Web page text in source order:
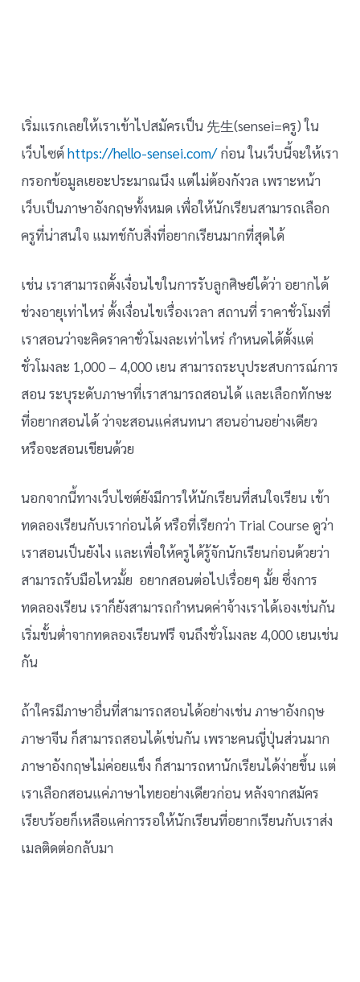
เริ่มแรกเลยให้เราเข้าไปสมัครเป็น 先生(sensei=ครู) ใน
เว็บไซต์https://hello-sensei.com/ก่อน ในเว็บนี้จะให้เรา
กรอกข้อมูลเยอะประมาณนึง แต่ไม่ต้องกังวล เพราะหน้า
เว็บเป็นภาษาอังกฤษทั้งหมด เพื่อให้นักเรียนสามารถเลือก
ครูที่น่าสนใจ แมทช์กับสิ่งที่อยากเรียนมากที่สุดได้
เช่น เราสามารถตั้งเงื่อนไขในการรับลูกศิษย์ได้ว่า อยากได้
ช่วงอายุเท่าไหร่ ตั้งเงื่อนไขเรื่องเวลา สถานที่ ราคาชั่วโมงที่
เราสอนว่าจะคิดราคาชั่วโมงละเท่าไหร่ กำหนดได้ตั้งแต่
ชั่วโมงละ 1,000 – 4,000 เยน สามารถระบุประสบการณ์การ
สอน ระบุระดับภาษาที่เราสามารถสอนได้ และเลือกทักษะ
ที่อยากสอนได้ ว่าจะสอนแค่สนทนา สอนอ่านอย่างเดียว
หรือจะสอนเขียนด้วย
นอกจากนี้ทางเว็บไซต์ยังมีการให้นักเรียนที่สนใจเรียน เข้า
ทดลองเรียนกับเราก่อนได้ หรือที่เรียกว่า Trial Course ดูว่า
เราสอนเป็นยังไง และเพื่อให้ครูได้รู้จักนักเรียนก่อนด้วยว่า
สามารถรับมือไหวมั้ย อยากสอนต่อไปเรื่อยๆ มั้ย ซึ่งการ
ทดลองเรียน เราก็ยังสามารถกำหนดค่าจ้างเราได้เองเช่นกัน
เริ่มขั้นต่ำจากทดลองเรียนฟรี จนถึงชั่วโมงละ 4,000 เยนเช่น
กัน
ถ้าใครมีภาษาอื่นที่สามารถสอนได้อย่างเช่น ภาษาอังกฤษ
ภาษาจีน ก็สามารถสอนได้เช่นกัน เพราะคนญี่ปุ่นส่วนมาก
ภาษาอังกฤษไม่ค่อยแข็ง ก็สามารถหานักเรียนได้ง่ายขึ้น แต่
เราเลือกสอนแค่ภาษาไทยอย่างเดียวก่อน หลังจากสมัคร
เรียบร้อยก็เหลือแค่การรอให้นักเรียนที่อยากเรียนกับเราส่ง
เมลติดต่อกลับมา